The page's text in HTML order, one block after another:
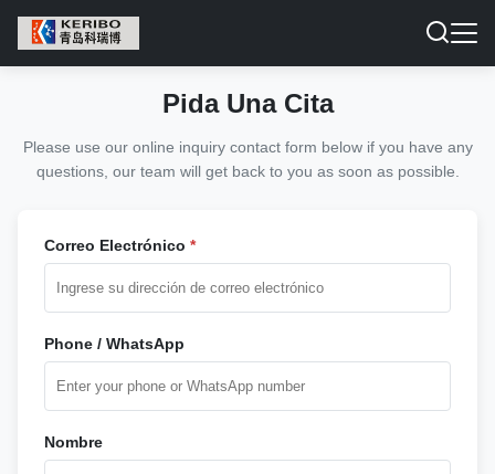
Pida Una Cita
Please use our online inquiry contact form below if you have any
questions, our team will get back to you as soon as possible.
Correo Electrónico *
Phone / WhatsApp
Nombre